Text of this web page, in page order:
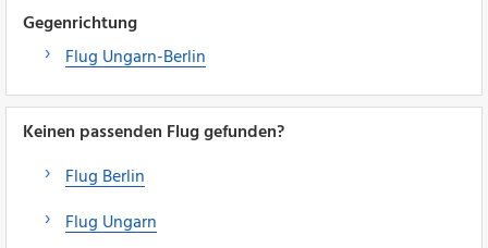
Gegenrichtung
Flug Ungarn-Berlin
Keinen passenden Flug gefunden?
Flug Berlin
Flug Ungarn